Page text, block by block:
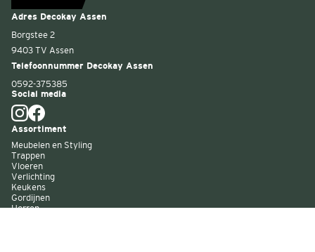
Adres Decokay Assen
Borgstee 2
9403 TV Assen
Telefoonnummer Decokay Assen
0592-375385
Social media
Assortiment
Meubelen en Styling
Trappen
Vloeren
Verlichting
Keukens
Gordijnen
Horren